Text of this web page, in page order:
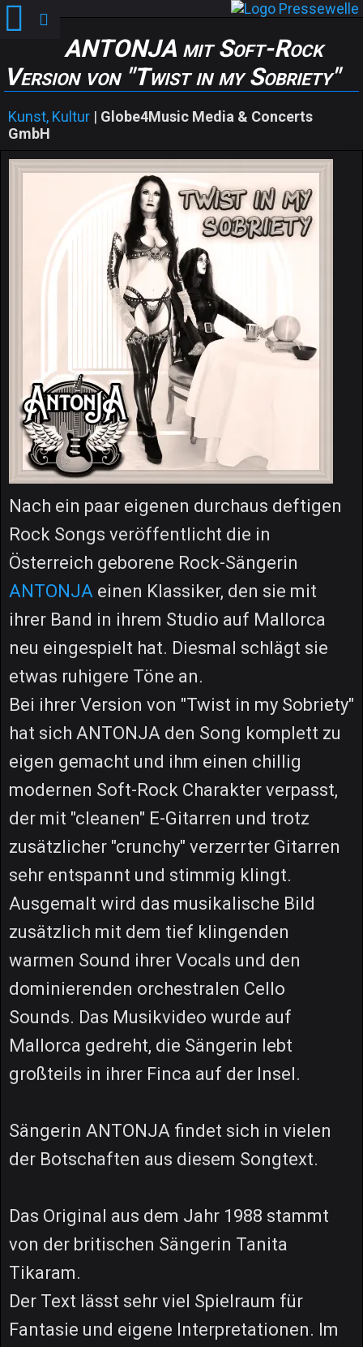
ANTONJA mit Soft-Rock
Version von "Twist in my Sobriety"
Kunst, Kultur | Globe4Music Media & Concerts
GmbH
Nach ein paar eigenen durchaus deftigen
Rock Songs veröffentlicht die in
Österreich geborene Rock-Sängerin
ANTONJA einen Klassiker, den sie mit
ihrer Band in ihrem Studio auf Mallorca
neu eingespielt hat. Diesmal schlägt sie
etwas ruhigere Töne an.
Bei ihrer Version von "Twist in my Sobriety"
hat sich ANTONJA den Song komplett zu
eigen gemacht und ihm einen chillig
modernen Soft-Rock Charakter verpasst,
der mit "cleanen" E-Gitarren und trotz
zusätzlicher "crunchy" verzerrter Gitarren
sehr entspannt und stimmig klingt.
Ausgemalt wird das musikalische Bild
zusätzlich mit dem tief klingenden
warmen Sound ihrer Vocals und den
dominierenden orchestralen Cello
Sounds. Das Musikvideo wurde auf
Mallorca gedreht, die Sängerin lebt
großteils in ihrer Finca auf der Insel.
Sängerin ANTONJA findet sich in vielen
der Botschaften aus diesem Songtext.
Das Original aus dem Jahr 1988 stammt
von der britischen Sängerin Tanita
Tikaram.
Der Text lässt sehr viel Spielraum für
Fantasie und eigene Interpretationen. Im